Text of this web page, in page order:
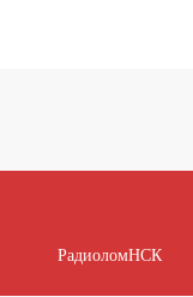
РадиоломНСК